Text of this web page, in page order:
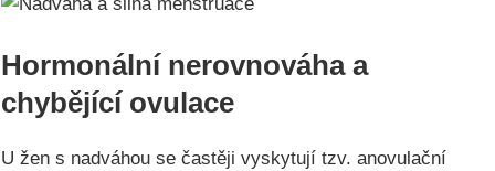
Hormonální nerovnováha a
chybějící ovulace
U žen s nadváhou se častěji vyskytují tzv. anovulační